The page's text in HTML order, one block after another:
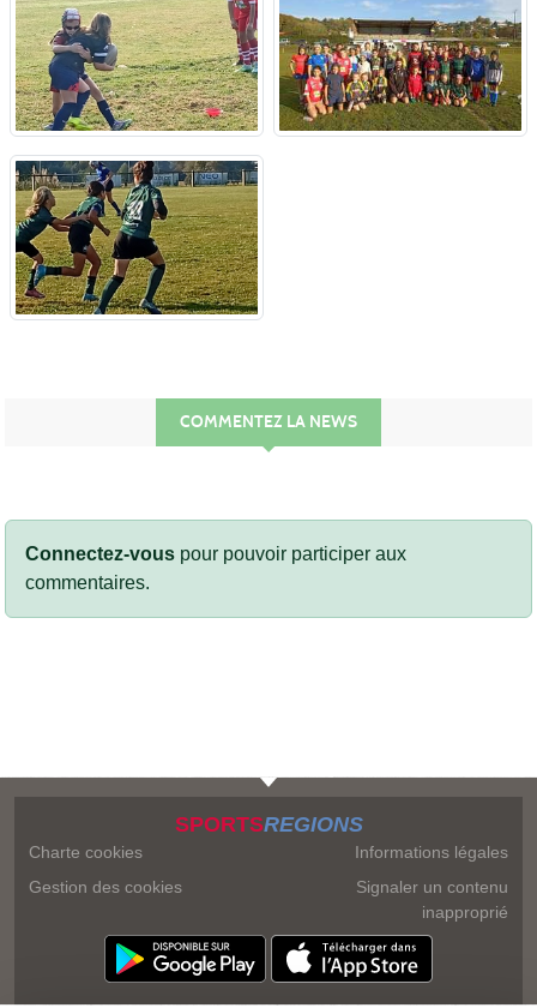
COMMENTEZ LA NEWS
Connectez-vous pour pouvoir participer aux
commentaires.
SPORTSREGIONS
Charte cookies
Gestion des cookies
Informations légales
Signaler un contenu
inapproprié